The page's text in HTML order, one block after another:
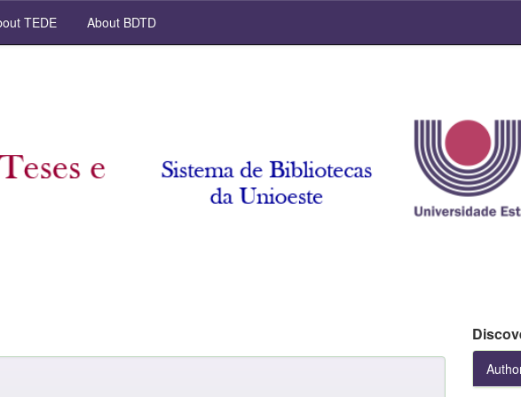
TEDE About BDTD